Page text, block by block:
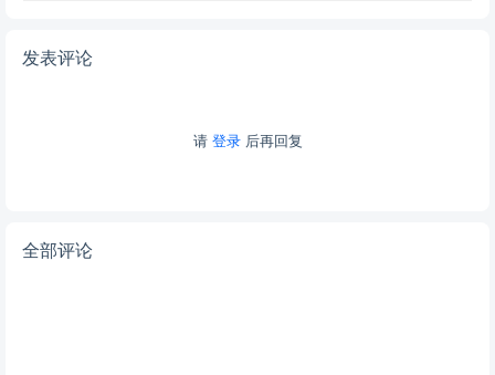
发表评论
请 登录后再回复
全部评论